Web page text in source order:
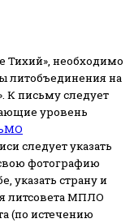
Тихий», необходимо
литобъединения на
К письму следует
уровень
следует указать
фотографию
указать страну и
литсовета МПЛО
(по истечению